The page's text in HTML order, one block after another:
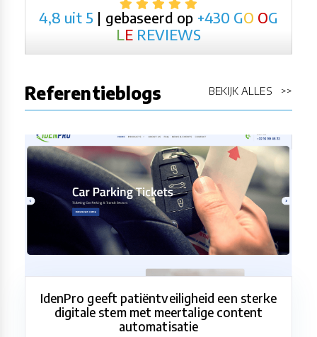
4,8 uit 5 | gebaseerd op +430 GO OG
LE REVIEWS
Referentieblogs BEKIJK ALLES >>
IdenPro geeft patiëntveiligheid een sterke
digitale stem met meertalige content
automatisatie